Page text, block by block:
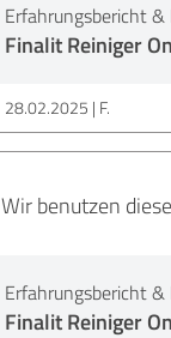
Erfahrungsbericht
Finalit Reiniger
28.02.2025 F.
Wir benutzen
Erfahrungsbericht
Finalit Reiniger